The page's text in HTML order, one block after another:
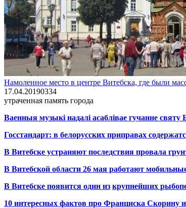
Намоленное место в центре Витебска, где были
17.04.20190334
утраченная память города
Ваенныя музыкі надалі асаблівае гучанне святу
Госстандарт: в белорусских приправах
В Витебске устраняют последствия провала
В Витебской области 26 мая работают
В Витебске появится один из крупнейших
10 интересных фактов про Франциска Скорину